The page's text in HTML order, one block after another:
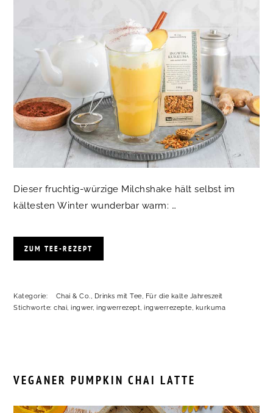
Dieser fruchtig-würzige Milchshake hält selbst im
kältesten Winter wunderbar warm: …
ZUM TEE-REZEPT
Kategorie: Chai & Co., Drinks mit Tee, Für die kalte Jahreszeit
Stichworte:chai,ingwer,ingwerrezept,ingwerrezepte, kurkuma
VEGANER PUMPKIN CHAI LATTE